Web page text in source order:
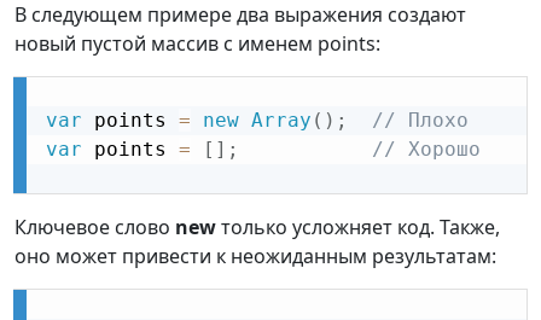
В следующем примере два выражения создают
новый пустой массив с именем points:
var points = new Array ( ) ;
// Плохо
var points = [ ] ; // Хорошо
Ключевое слово newтолько усложняет код. Также,
оно может привести к неожиданным результатам: